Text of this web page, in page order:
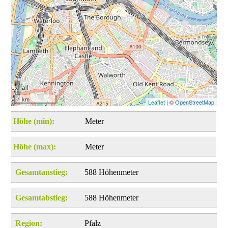
1 km Leaflet| ©OpenStreetMap
Höhe (min): Meter
Höhe (max): Meter
Gesamtanstieg: 588 Höhenmeter
Gesamtabstieg: 588 Höhenmeter
Region: Pfalz